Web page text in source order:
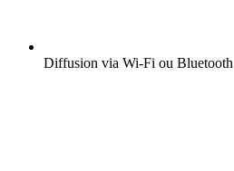
Diffusion via Wi-Fi ou Bluetooth